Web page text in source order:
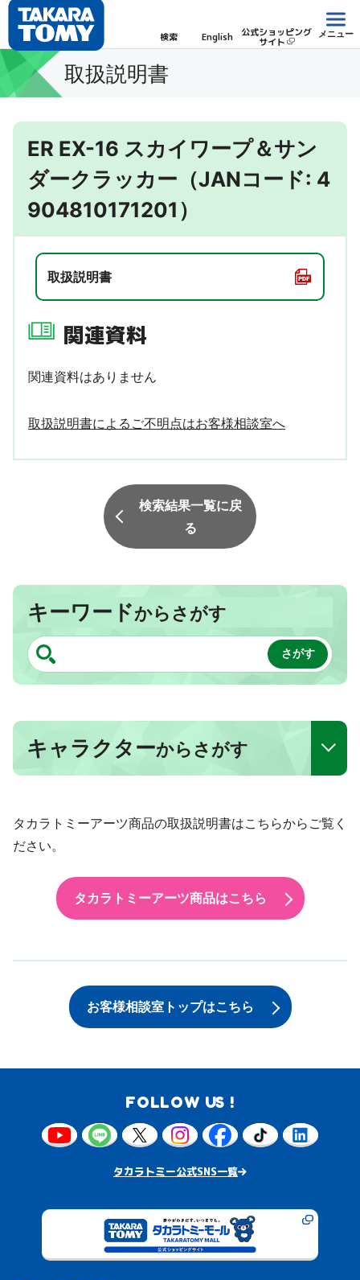
検索 English 公式ショッピング
サイト
メニュー
取扱説明書
ER EX-16 スカイワープ＆サン
ダークラッカー（JANコード: 4
904810171201）
取扱説明書
関連資料
関連資料はありません
取扱説明書によるご不明点はお客様相談室へ
検索結果一覧に戻
る
キーワードからさがす
キャラクターからさがす
タカラトミーアーツ商品の取扱説明書はこちらからご覧く
ださい。
タカラトミーアーツ商品はこちら
お客様相談室トップはこちら
FOLLOW US !
タカラトミー公式SNS一覧